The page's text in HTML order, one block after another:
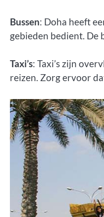
Bussen: Doha heeft
gebieden bedient. De
Taxi’s: Taxi’s zijn
reizen. Zorg ervoor